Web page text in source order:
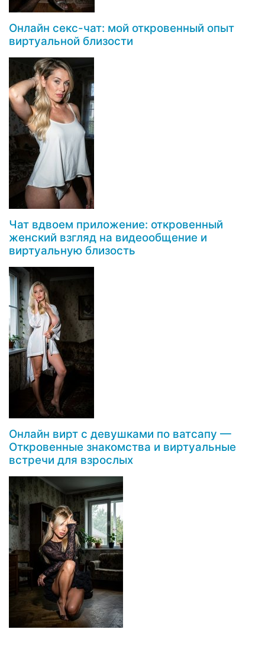
Онлайн секс-чат: мой откровенный опыт
виртуальной близости
Чат вдвоем приложение: откровенный
женский взгляд на видеообщение и
виртуальную близость
Онлайн вирт с девушками по ватсапу —
Откровенные знакомства и виртуальные
встречи для взрослых